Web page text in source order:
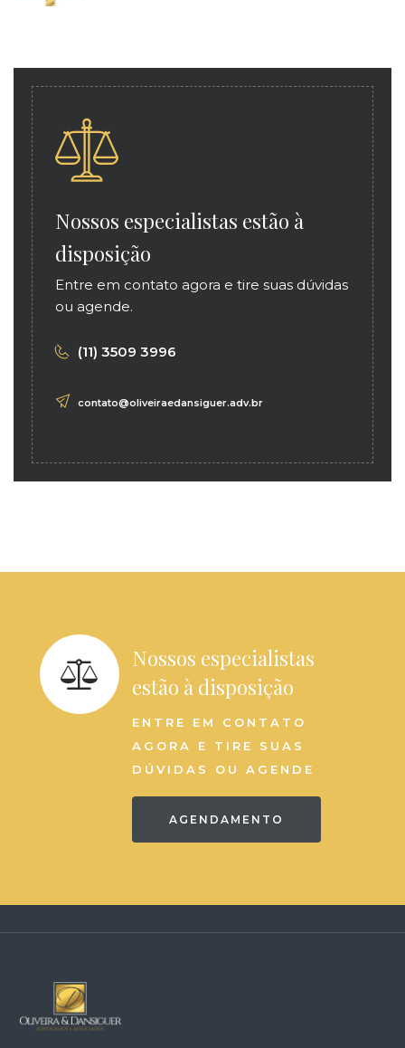
Nossos especialistas estão à
disposição
Entre em contato agora e tire suas dúvidas
ou agende.
(11) 3509 3996
contato@oliveiraedansiguer.adv.br
Nossos especialistas
estão à disposição
ENTRE EM CONTATO
AGORA E TIRE SUAS
DÚVIDAS OU AGENDE
AGENDAMENTO